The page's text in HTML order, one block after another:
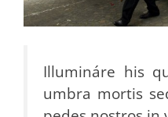
Illumináre his
umbra mortis